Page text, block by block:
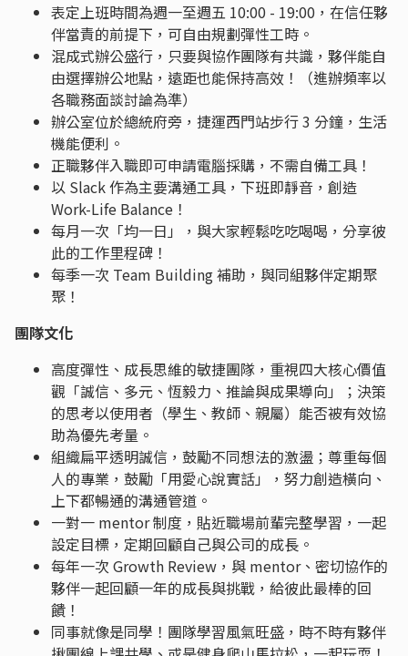
表定上班時間為週一至週五 10:00 - 19:00，在信任夥
伴當責的前提下，可自由規劃彈性工時。
混成式辦公盛行，只要與協作團隊有共識，夥伴能自
由選擇辦公地點，遠距也能保持高效！（進辦頻率以
各職務面談討論為準）
辦公室位於總統府旁，捷運西門站步行 3 分鐘，生活
機能便利。
正職夥伴入職即可申請電腦採購，不需自備工具！
以 Slack 作為主要溝通工具，下班即靜音，創造
Work-Life Balance！
每月一次「均一日」，與大家輕鬆吃吃喝喝，分享彼
此的工作里程碑！
每季一次 Team Building 補助，與同組夥伴定期聚
聚！
團隊文化
高度彈性、成長思維的敏捷團隊，重視四大核心價值
觀「誠信、多元、恆毅力、推論與成果導向」；決策
的思考以使用者（學生、教師、親屬）能否被有效協
助為優先考量。
組織扁平透明誠信，鼓勵不同想法的激盪；尊重每個
人的專業，鼓勵「用愛心說實話」，努力創造橫向、
上下都暢通的溝通管道。
一對一 mentor 制度，貼近職場前輩完整學習，一起
設定目標，定期回顧自己與公司的成長。
每年一次 Growth Review，與 mentor、密切協作的
夥伴一起回顧一年的成長與挑戰，給彼此最棒的回
饋！
同事就像是同學！團隊學習風氣旺盛，時不時有夥伴